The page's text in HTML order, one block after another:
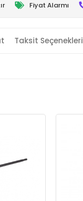
Fiyat Alarmı
Taksit Seçenekleri